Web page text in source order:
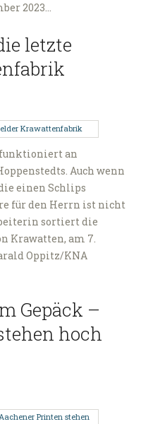
2023…
letzte
funktioniert an
Auch wenn
einen Schlips
für den Herrn ist nicht
sortiert die
Krawatten, am 7.
Oppitz/KNA
Gepäck –
hoch